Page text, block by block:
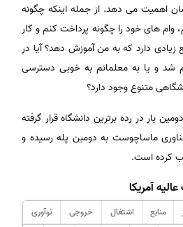
اهمیت می دهد. از جمله اینکه چگونه
وام های خود را چگونه پرداخت کنم و کار
زیادی دارد که به من آموزش دهد؟ آیا در
شد و یا به معلمانم به خوبی دسترسی
متنوع وجود دارد؟
بار در رده برترین دانشگاه قرار گرفته
ماساچوست به دومین پله رسیده و
کرده است.
آمریکا
منابع اشتغال خروجی نوآوری